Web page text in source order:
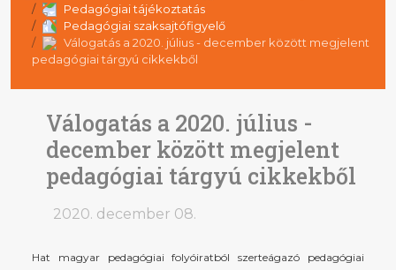
Pedagógiai tájékoztatás
Pedagógiai szaksajtófigyelő
Válogatás a 2020. július - december között megjelent
pedagógiai tárgyú cikkekből
Válogatás a 2020. július -
december között megjelent
pedagógiai tárgyú cikkekből
2020. december 08.
Hat magyar pedagógiai folyóiratból szerteágazó pedagógiai